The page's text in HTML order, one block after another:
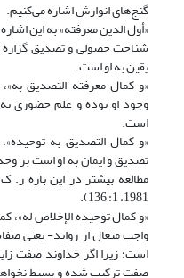
گنج‌های انوارش اشاره می‌کنیم.
«أول الدین معرفته» به این
شناخت حصولی و تصدیق گزاره
یقین به او است.
«و کمال معرفته التصدیق
وجود او بوده و علم حضوری
است.
«و کمال التصدیق به
تصدیق و ایمان به او است بر
1981، 1: 136).
«و کمال توحیده الإخلاص له»،
واجب متعال از زواید- یعنی
است؛ زیرا اگر خداوند صفت
صفت ترکیب شده و بسیط